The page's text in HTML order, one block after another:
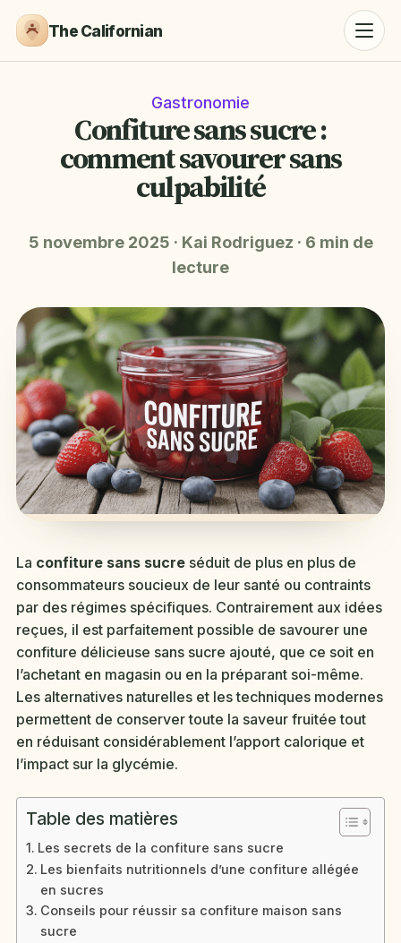
The Californian
Gastronomie
Confiture sans sucre :
comment savourer sans
culpabilité
5 novembre 2025 · Kai Rodriguez · 6 min de
lecture
La confiture sans sucre séduit de plus en plus de
consommateurs soucieux de leur santé ou contraints
par des régimes spécifiques. Contrairement aux idées
reçues, il est parfaitement possible de savourer une
confiture délicieuse sans sucre ajouté, que ce soit en
l’achetant en magasin ou en la préparant soi-même.
Les alternatives naturelles et les techniques modernes
permettent de conserver toute la saveur fruitée tout
en réduisant considérablement l’apport calorique et
l’impact sur la glycémie.
Table des matières
Les secrets de la confiture sans sucre
Les bienfaits nutritionnels d’une confiture allégée
en sucres
Conseils pour réussir sa confiture maison sans
sucre